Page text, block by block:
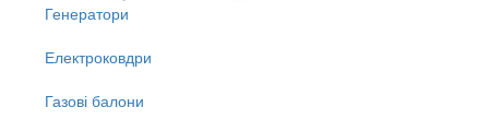
Генератори
Електроковдри
Газові балони